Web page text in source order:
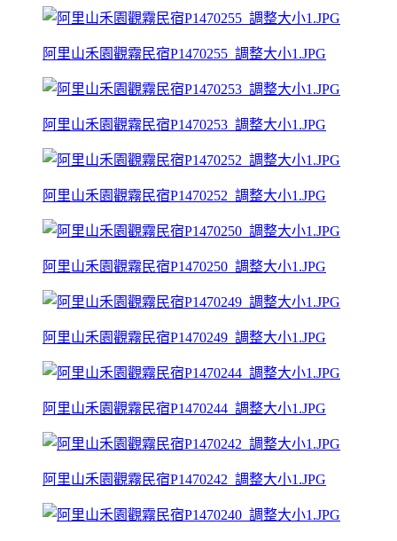
阿里山禾園觀霧民宿P1470255_調整大小1.JPG
阿里山禾園觀霧民宿P1470253_調整大小1.JPG
阿里山禾園觀霧民宿P1470252_調整大小1.JPG
阿里山禾園觀霧民宿P1470250_調整大小1.JPG
阿里山禾園觀霧民宿P1470249_調整大小1.JPG
阿里山禾園觀霧民宿P1470244_調整大小1.JPG
阿里山禾園觀霧民宿P1470242_調整大小1.JPG